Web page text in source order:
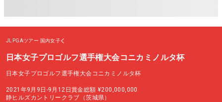
JLPGAツアー 国内女子
日本女子プロゴルフ選手権大会コニカミノルタ杯
日本女子プロゴルフ選手権大会コニカミノルタ杯
2021年9月9日-9月12日賞金総額 ¥200,000,000
静ヒルズカントリークラブ（茨城県）